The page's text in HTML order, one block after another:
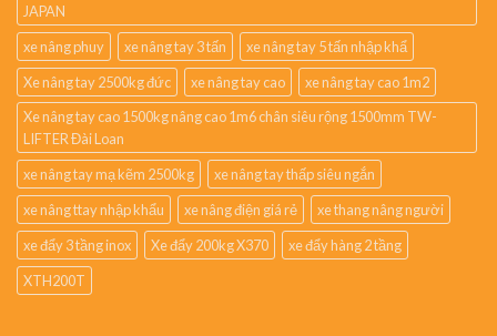
JAPAN
xe nâng phuy
xe nâng tay 3 tấn
xe nâng tay 5 tấn nhập khẩ
Xe nâng tay 2500kg đức
xe nâng tay cao
xe nâng tay cao 1m2
Xe nâng tay cao 1500kg nâng cao 1m6 chân siêu rộng 1500mm TW-
LIFTER Đài Loan
xe nâng tay mạ kẽm 2500kg
xe nâng tay thấp siêu ngắn
xe nâng ttay nhập khẩu
xe nâng điện giá rẻ
xe thang nâng người
xe đẩy 3 tầng inox
Xe đẩy 200kg X370
xe đẩy hàng 2 tầng
XTH200T